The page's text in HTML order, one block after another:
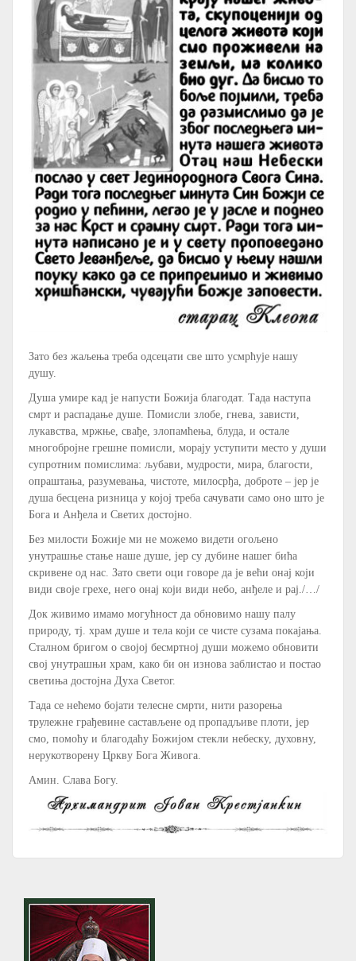
Зато без жаљења треба одсецати све што усмрћује нашу
душу.
Душа умире кад је напусти Божија благодат. Тада наступа
смрт и распадање душе. Помисли злобе, гнева, зависти,
лукавства, мржње, свађе, злопамћења, блуда, и остале
многобројне грешне помисли, морају уступити место у души
супротним помислима: љубави, мудрости, мира, благости,
опраштања, разумевања, чистоте, милосрђа, доброте – јер је
душа бесцена ризница у којој треба сачувати само оно што је
Бога и Анђела и Светих достојно.
Без милости Божије ми не можемо видети огољено
унутрашње стање наше душе, јер су дубине нашег бића
скривене од нас. Зато свети оци говоре да је већи онај који
види своје грехе, него онај који види небо, анђеле и рај./…/
Док живимо имамо могућност да обновимо нашу палу
природу, тј. храм душе и тела који се чисте сузама покајања.
Сталном бригом о својој бесмртној души можемо обновити
свој унутрашњи храм, како би он изнова заблистао и постао
светиња достојна Духа Светог.
Тада се нећемо бојати телесне смрти, нити разорења
трулежне грађевине састављене од пропадљиве плоти, јер
смо, помоћу и благодаћу Божијом стекли небеску, духовну,
нерукотворену Цркву Бога Живога.
Амин. Слава Богу.